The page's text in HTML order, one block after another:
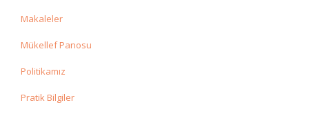
Makaleler
Mükellef Panosu
Politikamız
Pratik Bilgiler